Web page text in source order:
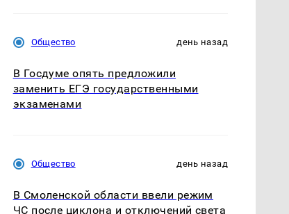
Общество день назад
В Госдуме опять предложили
заменить ЕГЭ государственными
экзаменами
Общество день назад
В Смоленской области ввели режим
ЧС после циклона и отключений света